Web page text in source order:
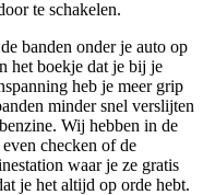
te schakelen.
banden onder je auto op
het boekje dat je bij je
heb je meer grip
minder snel verslijten
Wij hebben in de
checken of de
waar je ze gratis
je het altijd op orde hebt.